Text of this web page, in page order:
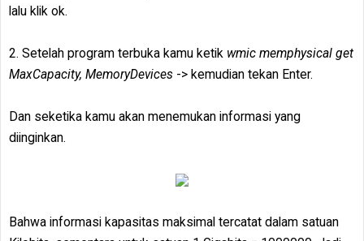
lalu klik ok.
2. Setelah program terbuka kamu ketik wmic memphysical get
MaxCapacity, MemoryDevices -> kemudian tekan Enter.
Dan seketika kamu akan menemukan informasi yang
diinginkan.
Bahwa informasi kapasitas maksimal tercatat dalam satuan